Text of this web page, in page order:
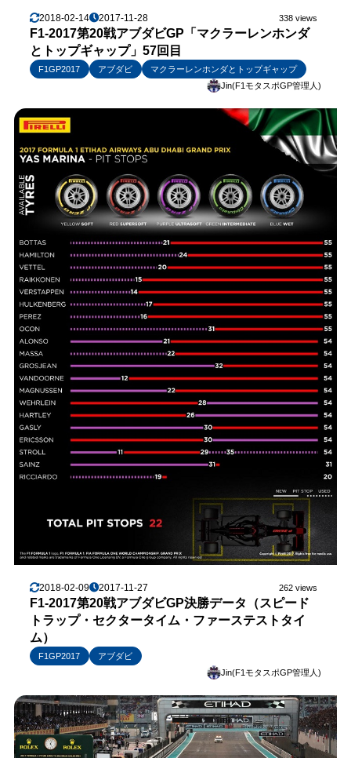
2018-02-14 2017-11-28 338 views
F1-2017第20戦アブダビGP「マクラーレンホンダ
とトップギャップ」57回目
F1GP2017 アブダビ
マクラーレンホンダとトップギャップ
Jin(F1モタスポGP管理人)
2018-02-09 2017-11-27 262 views
F1-2017第20戦アブダビGP決勝データ（スピード
トラップ・セクタータイム・ファーステストタイ
ム）
F1GP2017
アブダビ
Jin(F1モタスポGP管理人)